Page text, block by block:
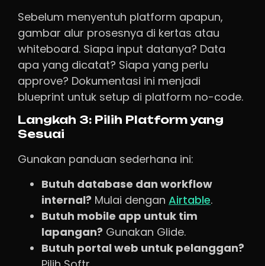
Sebelum menyentuh platform apapun,
gambar alur prosesnya di kertas atau
whiteboard. Siapa input datanya? Data
apa yang dicatat? Siapa yang perlu
approve? Dokumentasi ini menjadi
blueprint untuk setup di platform no-code.
Langkah 3: Pilih Platform yang
Sesuai
Gunakan panduan sederhana ini:
Butuh database dan workflow
internal? Mulai dengan Airtable.
Butuh mobile app untuk tim
lapangan? Gunakan Glide.
Butuh portal web untuk pelanggan?